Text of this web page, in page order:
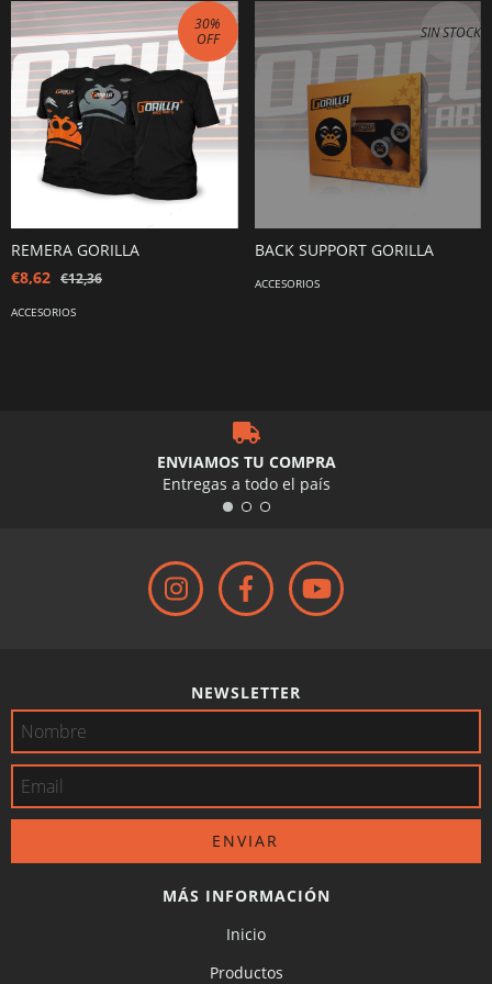
30%
OFF
REMERA GORILLA
€8,62 €12,36
ACCESORIOS
SIN STOCK
BACK SUPPORT GORILLA
ACCESORIOS
ENVIAMOS TU COMPRA
Entregas a todo el país
NEWSLETTER
MÁS INFORMACIÓN
Inicio
Productos